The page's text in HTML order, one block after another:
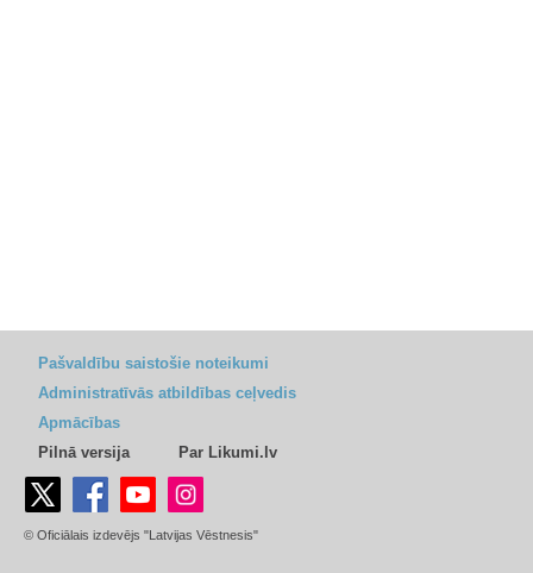
Pašvaldību saistošie noteikumi
Administratīvās atbildības ceļvedis
Apmācības
Pilnā versija
Par Likumi.lv
© Oficiālais izdevējs "Latvijas Vēstnesis"